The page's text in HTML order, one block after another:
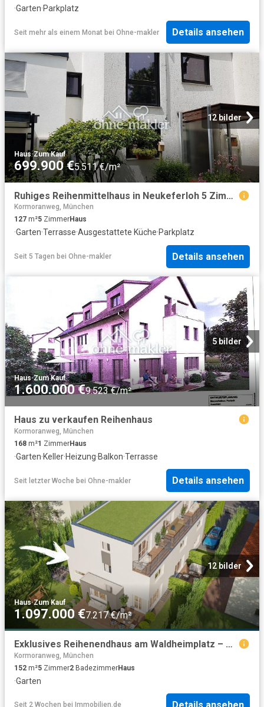
·Garten·Parkplatz
Seit mehr als einem Monat bei Ohne-makler Details ansehen
12 bilder
Haus·Zum Kauf
699.900 €5.511 €/m²
Ruhiges Reihenmittelhaus in Neukeferloh 5 Zimmer + Hobbyraum + Garage
Kormoranweg, München
127 m²5 ZimmerHaus
·Garten·Terrasse·Ausgestattete Küche·Parkplatz
Seit 5 Tagen bei Ohne-makler Details ansehen
5 bilder
Haus·Zum Kauf
1.600.000 €9.523 €/m²
Haus zu verkaufen Reihenhaus
Kormoranweg, München
168 m²1 ZimmerHaus
·Garten·Keller·Heizung·Balkon·Terrasse
Seit letzter Woche bei Ohne-makler Details ansehen
12 bilder
Haus·Zum Kauf
1.097.000 €7.217 €/m²
Exklusives Reihenendhaus am Waldheimplatz – Maximales Raumangebot in München Waldperlach
Kormoranweg, München
152 m²5 Zimmer2 BadezimmerHaus
·Garten
Seit 2 Wochen bei Immobilien.de